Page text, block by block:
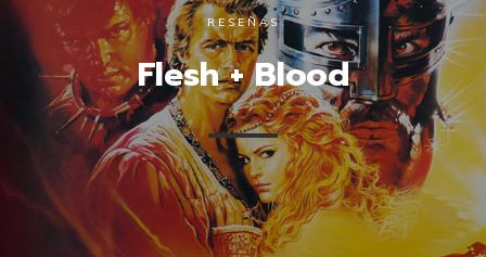
RESEÑAS
Flesh + Blood